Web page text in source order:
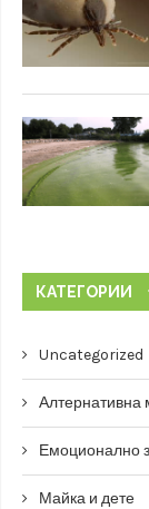
КАТЕГОРИИ
Uncategorized
Алтернативна
Емоционално
Майка и дете